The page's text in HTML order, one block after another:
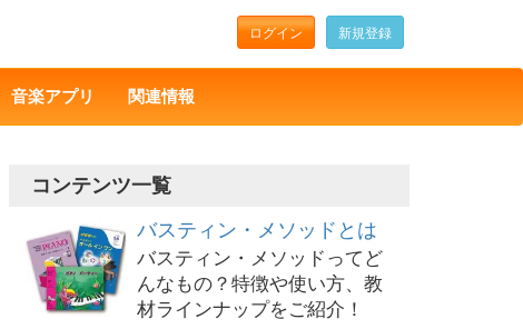
ログイン 新規登録
音楽アプリ 関連情報
コンテンツ一覧
バスティン・メソッドとは
バスティン・メソッドってど
んなもの？特徴や使い方、教
材ラインナップをご紹介！